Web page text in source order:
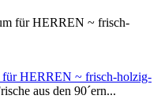
HERREN ~ frisch-holzig-
aus den 90´ern...